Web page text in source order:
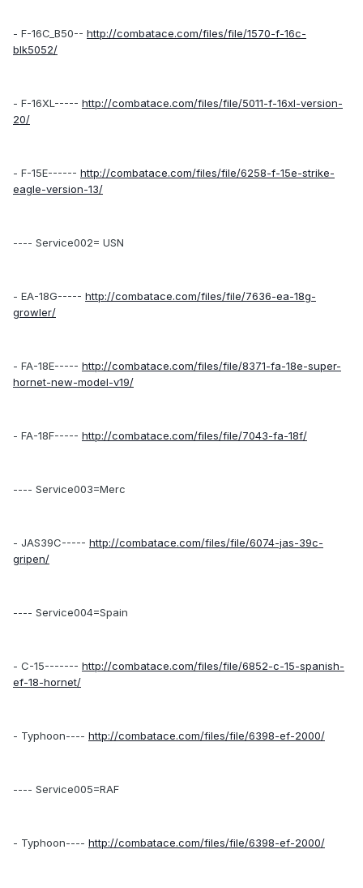
- F-16C_B50-- http://combatace.com/files/file/1570-f-16c-
blk5052/
- F-16XL----- http://combatace.com/files/file/5011-f-16xl-version-
20/
- F-15E------ http://combatace.com/files/file/6258-f-15e-strike-
eagle-version-13/
---- Service002= USN
- EA-18G----- http://combatace.com/files/file/7636-ea-18g-
growler/
- FA-18E----- http://combatace.com/files/file/8371-fa-18e-super-
hornet-new-model-v19/
- FA-18F----- http://combatace.com/files/file/7043-fa-18f/
---- Service003=Merc
- JAS39C----- http://combatace.com/files/file/6074-jas-39c-
gripen/
---- Service004=Spain
- C-15------- http://combatace.com/files/file/6852-c-15-spanish-
ef-18-hornet/
- Typhoon---- http://combatace.com/files/file/6398-ef-2000/
---- Service005=RAF
- Typhoon---- http://combatace.com/files/file/6398-ef-2000/